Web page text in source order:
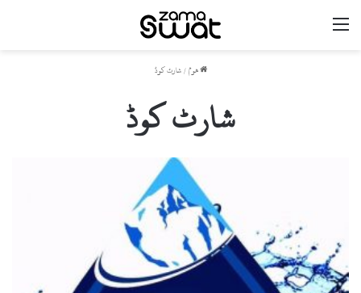
ھوم / شارٹ کوڈ
شارٹ کوڈ